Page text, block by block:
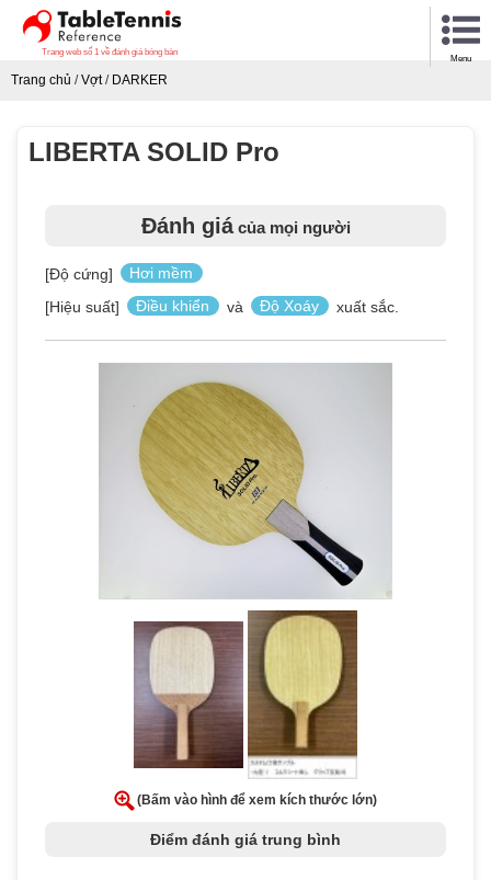
Trang web số 1 về đánh giá bóng bàn
Menu
Trang chủ /Vợt/ DARKER
LIBERTA SOLID Pro
Đánh giácủa mọi người
[Độ cứng]
Hơi mềm
[Hiệu suất]
Điều khiển và Độ Xoáy xuất sắc.
(Bấm vào hình để xem kích thước lớn)
Điểm đánh giá trung bình